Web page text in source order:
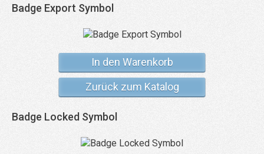
Badge Export Symbol
In den Warenkorb
Zurück zum Katalog
Badge Locked Symbol